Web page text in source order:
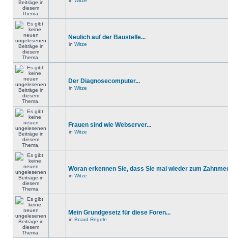
Neulich auf der Baustelle...
in Witze
Der Diagnosecomputer...
in Witze
Frauen sind wie Webserver...
in Witze
Woran erkennen Sie, dass Sie mal wieder zum
in Witze
Mein Grundgesetz für diese Foren...
in Board Regeln